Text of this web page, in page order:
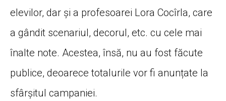
elevilor, dar și a profesoarei Lora Cocîrla, care
a gândit scenariul, decorul, etc. cu cele mai
înalte note. Acestea, însă, nu au fost făcute
publice, deoarece totalurile vor fi anunțate la
sfârșitul campaniei.